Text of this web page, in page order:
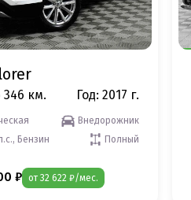
346 км. Год: 2017 г.
Внедорожник
Бензин
Полный
₽ от 32 622 ₽/мес.